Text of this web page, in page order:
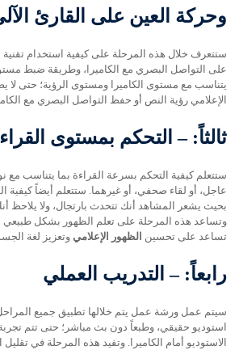
وحركة العين على القارئ
ستتعرف خلال هذه المرحلة على كيفية استخدام تقنية
على التواصل البصري مع الكاميرا، وطريقة ضبط
يتناسب مع مستوى الكاميرا ومستوى الرؤية؛ حتى
الإعلامي رؤية النص أو حفظ التواصل البصري مع
ثالثاً: – التحكم بمستوى
ستتعلم كيفية التحكم بسرعة القراءة بما يتناسب مع
عاجل، أو لقاء صحفي، أو غيرهما. ستتعلم أيضاً كيفية
بحيث يشعر المشاهد أنك تتحدث بارتجال، ولا يلاحظ
وتساعد هذه المرحلة على تعلم الظهور بشكل طبيعي
تساعد على تحسين الظهور الإعلامي وتعزيز لغة
رابعاً: – التدريب العملي
سيتم عمل ورشة عمل يتم خلالها تطبيق جميع
استوديو حقيقي، وطبعاً دون بث مباشر؛ حتى تتم
الاستوديو أمام الكاميرا. وتفيد هذه المرحلة في تقليل